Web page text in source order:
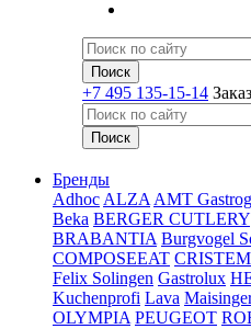
+7 495 135-15-14
Бренды
Adhoc ALZA AMT
Beka BERGER CUTLERY
BRABANTIA Burgvogel
COMPOSEEAT
Felix Solingen Gastrolux
Kuchenprofi Lava
OLYMPIA PEUGEOT